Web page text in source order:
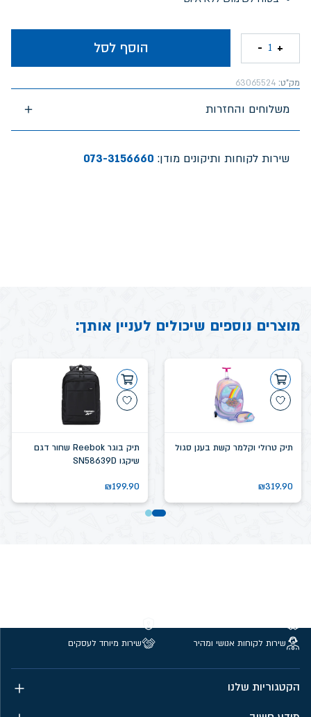
הוסף לסל +
1
-
מק"ט: 63065524
משלוחים והחזרות
שירות לקוחות ותיקונים מודן: 073-3156660
מוצרים נוספים שיכולים לעניין אותך:
תיק טרולי וקלמר קשת בענן סגול
₪319.90
תיק בוגר Reebok שחור דגם
שיקגו SN58639D
₪199.90
שירות לקוחות אנושי ומהיר
שירות מיוחד לעסקים
הקטגוריות שלנו